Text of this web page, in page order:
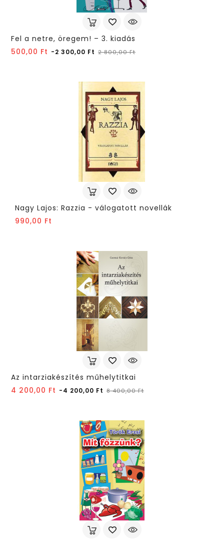
Fel a netre, öregem! – 3. kiadás
500,00 Ft Normál
-2 300,00 Ft 2 800,00 FtÁr
Nagy Lajos: Razzia - válogatott novellák
990,00 Ft
Az intarziakészítés műhelytitkai
4 200,00 Ft Normál
-4 200,00 Ft 8 400,00 FtÁr